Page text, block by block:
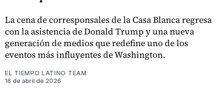
La cena de corresponsales de la Casa Blanca regresa
con la asistencia de Donald Trump y una nueva
generación de medios que redefine uno de los
eventos más influyentes de Washington.
EL TIEMPO LATINO TEAM
16 de abril de 2026